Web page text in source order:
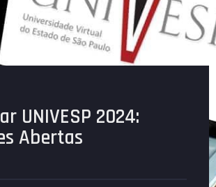
UNIVESP 2024:
Abertas